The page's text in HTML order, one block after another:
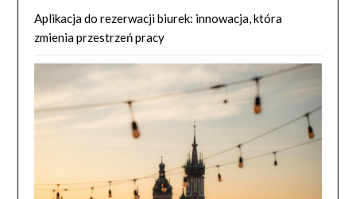
Aplikacja do rezerwacji biurek: innowacja, która
zmienia przestrzeń pracy